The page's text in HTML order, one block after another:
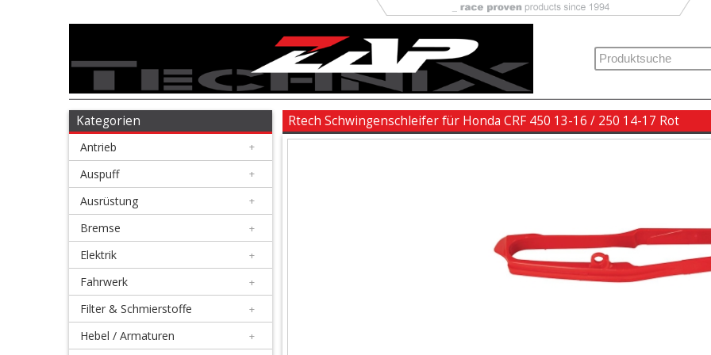
Antrieb
Auspuff
Ausrüstung
Bremse
Elektrik
Fahrwerk
Kategorien
Antrieb +
Auspuff +
Ausrüstung +
Bremse +
Elektrik +
Fahrwerk +
Filter & Schmierstoffe +
Hebel / Armaturen +
Rtech Schwingenschleifer für Honda CRF 450 13-16 / 250 14-17 Rot